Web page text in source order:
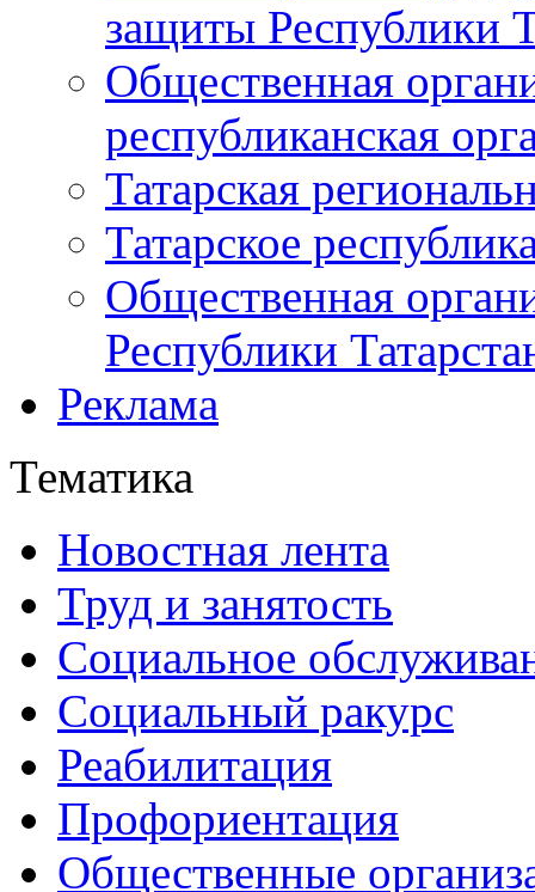
защиты Республики
Общественная
республиканская
Татарская
Татарское
Общественная
Республики
Реклама
Тематика
Новостная лента
Труд и занятость
Социальное
Социальный ракурс
Реабилитация
Профориентация
Общественные